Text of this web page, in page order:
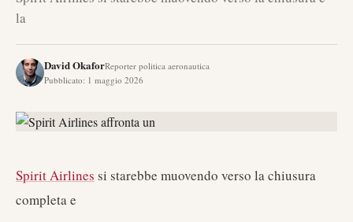
la
David OkaforReporter politica aeronautica
Pubblicato: 1 maggio 2026
Spirit Airlines si starebbe muovendo verso la chiusura
completa e